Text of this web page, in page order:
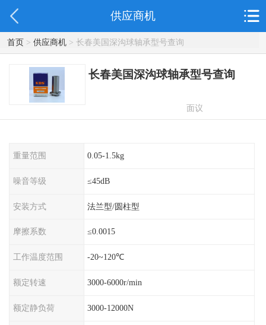
供应商机
首页> 供应商机> 长春美国深沟球轴承型号查询
长春美国深沟球轴承型号查询
面议
重量范围 0.05-1.5kg
噪音等级 ≤45dB
安装方式 法兰型/圆柱型
摩擦系数 ≤0.0015
工作温度范围 -20~120℃
额定转速 3000-6000r/min
额定静负荷 3000-12000N